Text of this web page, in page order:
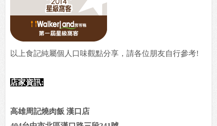
以上食記純屬個人口味觀點分享，請各位朋友自行參考!
店家資訊:
高雄周記燒肉飯 漢口店